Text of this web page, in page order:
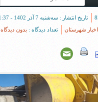
تاریخ انتشار : سه‌شنبه 7 آذر 1402 - 11:37
اخبار شهرستان تعداد دیدگاه : بدون دیدگاه